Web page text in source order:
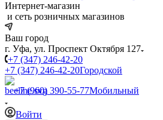
Интернет-магазин
и сеть розничных магазинов
Ваш город
г. Уфа, ул. Проспект Октября 127
+7 (347) 246-42-20
+7 (347) 246-42-20Городской
+7 (960) 390-55-77Мобильный
Войти